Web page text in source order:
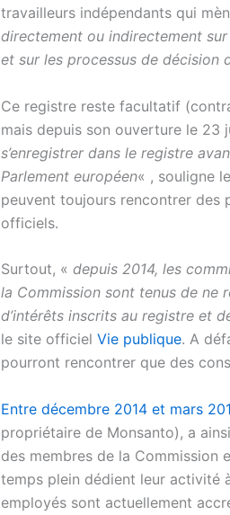
travailleurs indépendants qui
directement ou indirectement
et sur les processus de décision
Ce registre reste facultatif
mais depuis son ouverture le 23
s’enregistrer dans le registre
Parlement européen« , souligne le
peuvent toujours rencontrer des
officiels.
Surtout, « depuis 2014, les
la Commission sont tenus de ne
d’intérêts inscrits au registre et
le site officiel Vie publique. A
pourront rencontrer que des
Entre décembre 2014 et mars
propriétaire de Monsanto), a
des membres de la Commission
temps plein dédient leur activité
employés sont actuellement